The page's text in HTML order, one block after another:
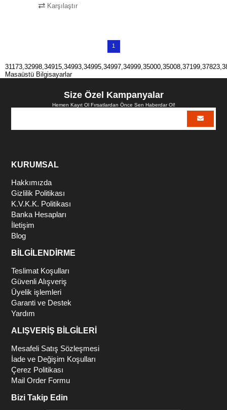
Karşılaştır
1
Masaüstü Bilgisayarlar
Size Özel Kampanyalar
Hemen Kayıt Ol Fırsatlardan Önce Sen Haberdar Ol!
KURUMSAL
Hakkımızda
Gizlilik Politikası
K.V.K.K. Politikası
Banka Hesapları
İletişim
Blog
BİLGİLENDİRME
Teslimat Koşulları
Güvenli Alışveriş
Üyelik işlemleri
Garanti ve Destek
Yardım
ALIŞVERİŞ BİLGİLERİ
Mesafeli Satış Sözleşmesi
İade ve Değişim Koşulları
Çerez Politikası
Mail Order Formu
Bizi Takip Edin